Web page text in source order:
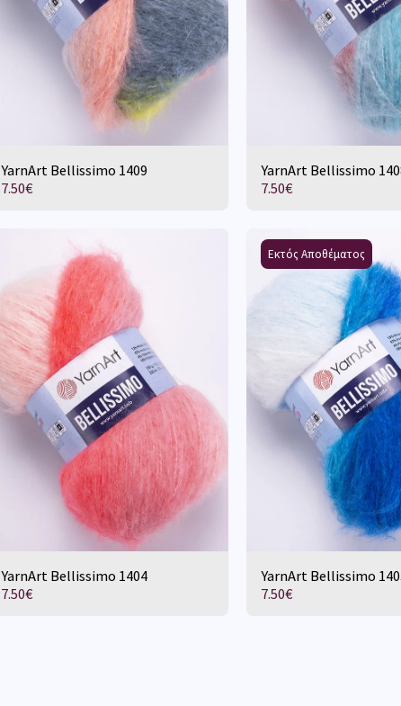
YarnArt Bellissimo 1409
7.50€
YarnArt Bellissimo
7.50€
YarnArt Bellissimo 1404
7.50€
Εκτός Αποθέματος
YarnArt Bellissimo
7.50€